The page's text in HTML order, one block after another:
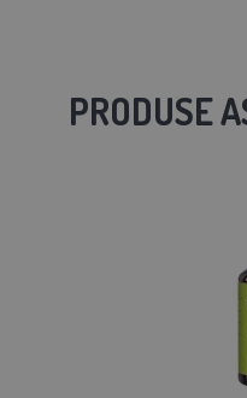
PRODUSE